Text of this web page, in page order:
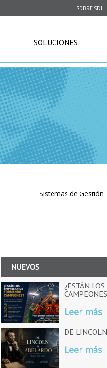
SOBRE SDJ
SOLUCIONES
Sistemas de Gestión
NUEVOS
¿ESTÁN
Leer más
DE
Leer más